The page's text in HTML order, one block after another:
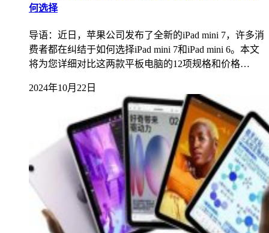
何选择
导语：近日，苹果公司发布了全新的iPad mini 7，许多消
费者都在纠结于如何选择iPad mini 7和iPad mini 6。本文
将为您详细对比这两款平板电脑的12项规格和价格…
2024年10月22日